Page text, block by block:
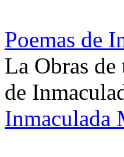
Poemas de
La Obras de
de
Inmaculada